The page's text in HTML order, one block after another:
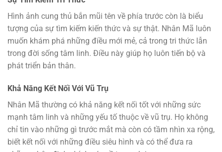
Hình ảnh cung thủ bắn mũi tên về phía trước còn là biểu
tượng của sự tìm kiếm kiến thức và sự thật. Nhân Mã luôn
muốn khám phá những điều mới mẻ, cả trong tri thức lẫn
trong đời sống tâm linh. Điều này giúp họ luôn tiến bộ và
phát triển bản thân.
Khả Năng Kết Nối Với Vũ Trụ
Nhân Mã thường có khả năng kết nối tốt với những sức
mạnh tâm linh và những yếu tố thuộc về vũ trụ. Họ không
chỉ tin vào những gì trước mắt mà còn có tầm nhìn xa rộng,
biết kết nối với những điều siêu hình và có thể đưa ra